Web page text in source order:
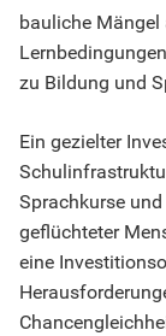
bauliche
zu Bildung und
Ein gezielter
Sprachkurse
geflüchteter
eine